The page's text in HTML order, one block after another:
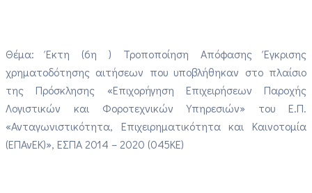
Θέμα: Έκτη (6η ) Τροποποίηση Απόφασης Έγκρισης
χρηματοδότησης αιτήσεων που υποβλήθηκαν στο πλαίσιο
της Πρόσκλησης «Επιχορήγηση Επιχειρήσεων Παροχής
Λογιστικών και Φοροτεχνικών Υπηρεσιών» του Ε.Π.
«Ανταγωνιστικότητα, Επιχειρηματικότητα και Καινοτομία
(ΕΠΑνΕΚ)», ΕΣΠΑ 2014 – 2020 (045ΚΕ)